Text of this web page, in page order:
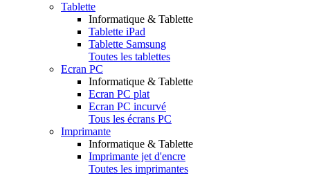
Tablette
Informatique & Tablette
Tablette iPad
Tablette Samsung
Toutes les tablettes
Ecran PC
Informatique & Tablette
Ecran PC plat
Ecran PC incurvé
Tous les écrans PC
Imprimante
Informatique & Tablette
Imprimante jet d'encre
Toutes les imprimantes